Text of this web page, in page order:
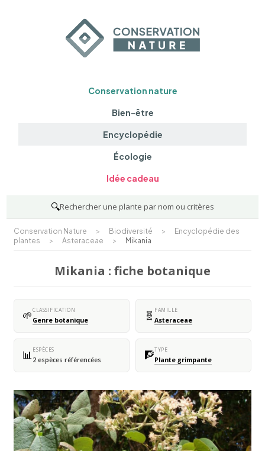
Conservation nature
Bien-être
Encyclopédie
Écologie
Idée cadeau
🔍Rechercher une plante par nom ou critères
Conservation Nature > Biodiversité >
Encyclopédie des
plantes
> Asteraceae > Mikania
Mikania : fiche botanique
🌱CLASSIFICATION
Genre botanique 🧬 FAMILLE
Asteraceae
📊ESPÈCES
2 espèces référencées 🧗TYPE
Plante grimpante